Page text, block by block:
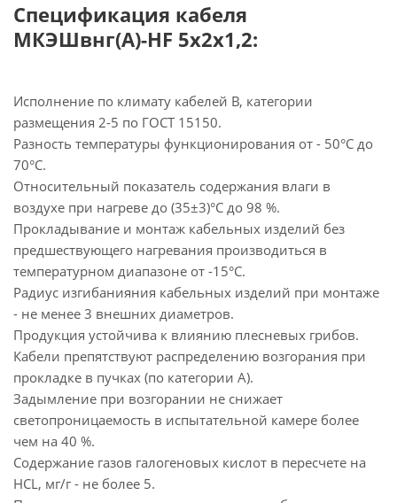
Спецификация кабеля
МКЭШвнг(А)-HF 5х2х1,2:
Исполнение по климату кабелей В, категории
размещения 2-5 по ГОСТ 15150.
Разность температуры функционирования от - 50°С до
70°С.
Относительный показатель содержания влаги в
воздухе при нагреве до (35±3)°С до 98 %.
Прокладывание и монтаж кабельных изделий без
предшествующего нагревания производиться в
температурном диапазоне от -15°С.
Радиус изгибанияния кабельных изделий при монтаже
- не менее 3 внешних диаметров.
Продукция устойчива к влиянию плесневых грибов.
Кабели препятствуют распределению возгорания при
прокладке в пучках (по категории А).
Задымление при возгорании не снижает
светопроницаемость в испытательной камере более
чем на 40 %.
Содержание газов галогеновых кислот в пересчете на
НCL, мг/г - не более 5.